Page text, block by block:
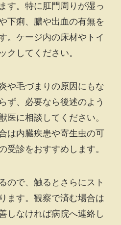
す。特に肛門周りが湿っ
下痢、膿や出血の有無を
。ケージ内の床材やトイ
クしてください。
や毛づまりの原因にもな
ず、必要なら後述のよう
医に相談してください。
は内臓疾患や寄生虫の可
受診をおすすめします。
ので、触るとさらにスト
ます。観察で済む場合は
しなければ病院へ連絡し